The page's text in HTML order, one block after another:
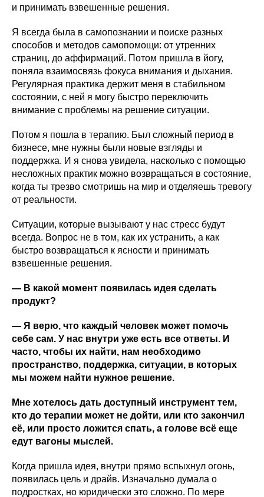
и принимать взвешенные решения.
Я всегда была в самопознании и поиске разных
способов и методов самопомощи: от утренних
страниц, до аффирмаций. Потом пришла в йогу,
поняла взаимосвязь фокуса внимания и дыхания.
Регулярная практика держит меня в стабильном
состоянии, с ней я могу быстро переключить
внимание с проблемы на решение ситуации.
Потом я пошла в терапию. Был сложный период в
бизнесе, мне нужны были новые взгляды и
поддержка. И я снова увидела, насколько с помощью
несложных практик можно возвращаться в состояние,
когда ты трезво смотришь на мир и отделяешь тревогу
от реальности.
Ситуации, которые вызывают у нас стресс будут
всегда. Вопрос не в том, как их устранить, а как
быстро возвращаться к ясности и принимать
взвешенные решения.
— В какой момент появилась идея сделать
продукт?
— Я верю, что каждый человек может помочь
себе сам. У нас внутри уже есть все ответы. И
часто, чтобы их найти, нам необходимо
пространство, поддержка, ситуации, в которых
мы можем найти нужное решение.
Мне хотелось дать доступный инструмент тем,
кто до терапии может не дойти, или кто закончил
её, или просто ложится спать, а голове всё еще
едут вагоны мыслей.
Когда пришла идея, внутри прямо вспыхнул огонь,
появилась цель и драйв. Изначально думала о
подростках, но юридически это сложно. По мере